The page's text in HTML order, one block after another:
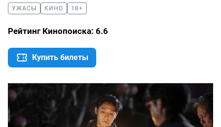
УЖАСЫ КИНО 18+
Рейтинг Кинопоиска: 6.6
Купить билеты